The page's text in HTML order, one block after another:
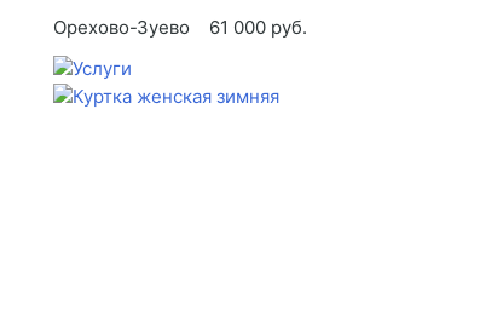
Орехово-Зуево
61 000 руб.